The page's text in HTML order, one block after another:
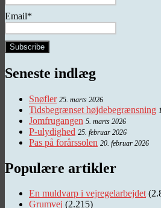
Email*
Seneste indlæg
Snøfler 25. marts 2026
Tidsbegrænset højdebegrænsning
Jomfrugangen 5. marts 2026
P-ulydighed 25. februar 2026
Pas på forårssolen 20. februar 2026
Populære artikler
En muldvarp i vejregelarbejdet
Grumvej (2.215)